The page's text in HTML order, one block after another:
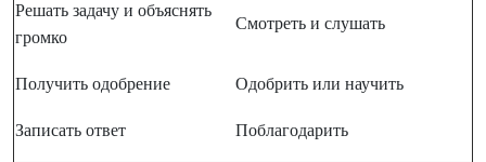
Решать задачу и объяснять
громко
Смотреть и слушать
Получить одобрение Одобрить или научить
Записать ответ Поблагодарить